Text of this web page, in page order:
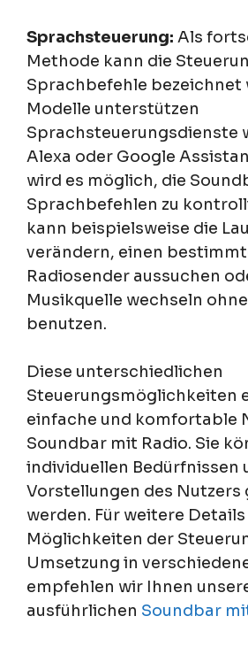
Sprachsteuerung: Als
Methode kann die
Sprachbefehle bezeichnet
Modelle unterstützen
Sprachsteuerungsdienste
Alexa oder Google
wird es möglich, die
Sprachbefehlen zu
kann beispielsweise die
verändern, einen
Radiosender aussuchen
Musikquelle wechseln
benutzen.
Diese unterschiedlichen
Steuerungsmöglichkeiten
einfache und komfortable
Soundbar mit Radio. Sie
individuellen Bedürfnissen
Vorstellungen des Nutzers
werden. Für weitere Details
Möglichkeiten der
Umsetzung in
empfehlen wir Ihnen
ausführlichen Soundbar